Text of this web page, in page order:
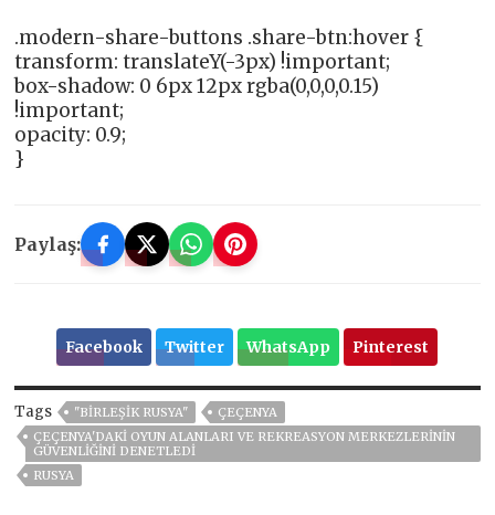
.modern-share-buttons .share-btn:hover {
transform: translateY(-3px) !important;
box-shadow: 0 6px 12px rgba(0,0,0,0.15)
!important;
opacity: 0.9;
}
Paylaş:
Facebook Twitter WhatsApp Pinterest
Tags "BIRLEŞIK RUSYA"
ÇEÇENYA
ÇEÇENYA'DAKI OYUN ALANLARI VE REKREASYON MERKEZLERININ
GÜVENLIĞINI DENETLEDI
RUSYA